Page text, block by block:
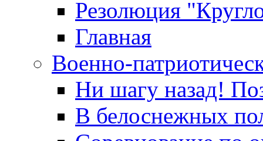
Резолюция
Главная
Военно-
Ни шагу назад!
В белоснежных